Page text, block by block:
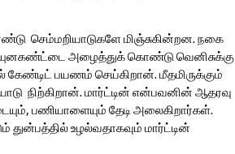
செம்மறியாடுகளே மிஞ்சுகின்றன. நகை
அழைத்துக் கொண்டு வெனிசுக்கு
கேண்டிட் பயணம் செய்கிறான். மீதமிருக்கும்
நிற்கிறான். மார்ட்டின் என்பவனின் ஆதரவு
பணியாளையும் தேடி அலைகிறார்கள்.
துன்பத்தில் உழல்வதாகவும் மார்ட்டின்